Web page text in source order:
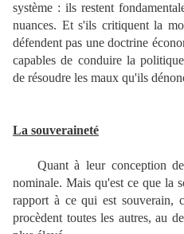
système : ils restent
nuances. Et s'ils critiquent la
défendent pas une doctrine
capables de conduire la
de résoudre les maux qu'ils
La souveraineté
Quant à leur conception de
nominale. Mais qu'est ce que la
rapport à ce qui est souverain,
procèdent toutes les autres, au